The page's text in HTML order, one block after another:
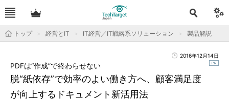
トップ 経営とIT IT経営／IT戦略系ソリューション 製品解説
2016年12月14日
脱“紙依存”で効率のよい働き方へ、顧客満足度
が向上するドキュメント新活用法
PDFは“作成”で終わらせない